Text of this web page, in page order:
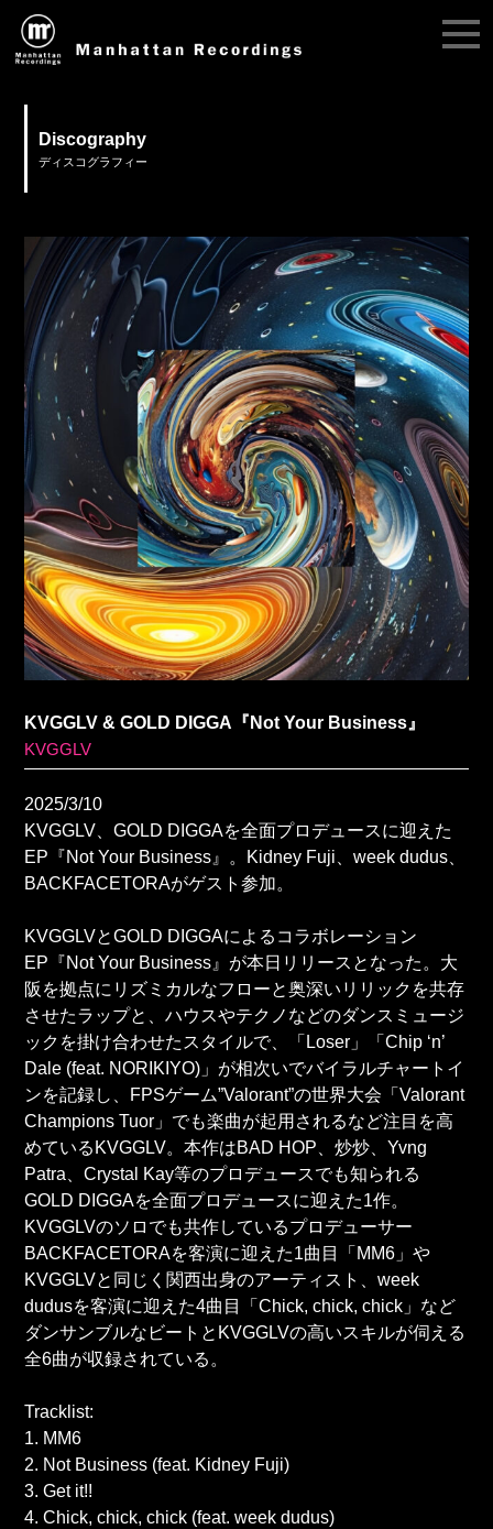
Discography
ディスコグラフィー
KVGGLV & GOLD DIGGA『Not Your Business』
KVGGLV
2025/3/10
KVGGLV、GOLD DIGGAを全面プロデュースに迎えた
EP『Not Your Business』。Kidney Fuji、week dudus、
BACKFACETORAがゲスト参加。
KVGGLVとGOLD DIGGAによるコラボレーション
EP『Not Your Business』が本日リリースとなった。大
阪を拠点にリズミカルなフローと奥深いリリックを共存
させたラップと、ハウスやテクノなどのダンスミュージ
ックを掛け合わせたスタイルで、「Loser」「Chip ‘n’
Dale (feat. NORIKIYO)」が相次いでバイラルチャートイ
ンを記録し、FPSゲーム”Valorant”の世界大会「Valorant
Champions Tuor」でも楽曲が起用されるなど注目を高
めているKVGGLV。本作はBAD HOP、炒炒、Yvng
Patra、Crystal Kay等のプロデュースでも知られる
GOLD DIGGAを全面プロデュースに迎えた1作。
KVGGLVのソロでも共作しているプロデューサー
BACKFACETORAを客演に迎えた1曲目「MM6」や
KVGGLVと同じく関西出身のアーティスト、week
dudusを客演に迎えた4曲目「Chick, chick, chick」など
ダンサンブルなビートとKVGGLVの高いスキルが伺える
全6曲が収録されている。
Tracklist:
1. MM6
2. Not Business (feat. Kidney Fuji)
3. Get it!!
4. Chick, chick, chick (feat. week dudus)